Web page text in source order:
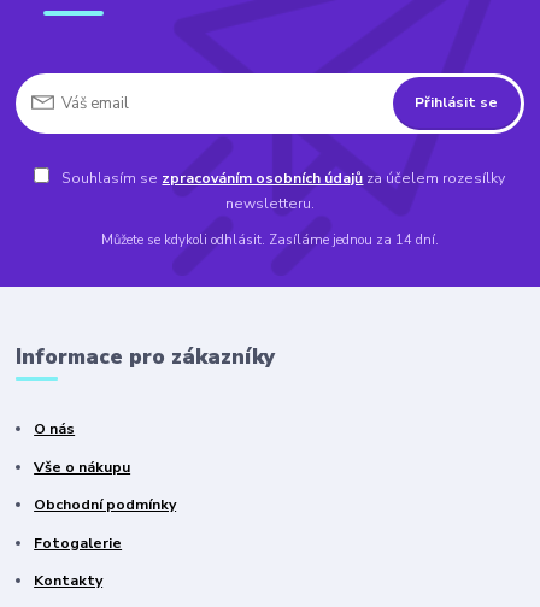
Přihlásit se
Souhlasím se zpracováním osobních údajů za účelem rozesílky
newsletteru.
Můžete se kdykoli odhlásit. Zasíláme jednou za 14 dní.
Informace pro zákazníky
O nás
Vše o nákupu
Obchodní podmínky
Fotogalerie
Kontakty